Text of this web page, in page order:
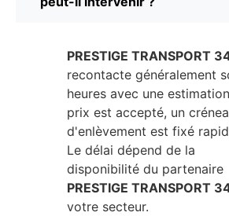
PRESTIGE TRANSPORT
recontacte généralement
heures avec une
prix est accepté, un
d'enlèvement est fixé
Le délai dépend de la
disponibilité du partenaire
PRESTIGE TRANSPORT
votre secteur.